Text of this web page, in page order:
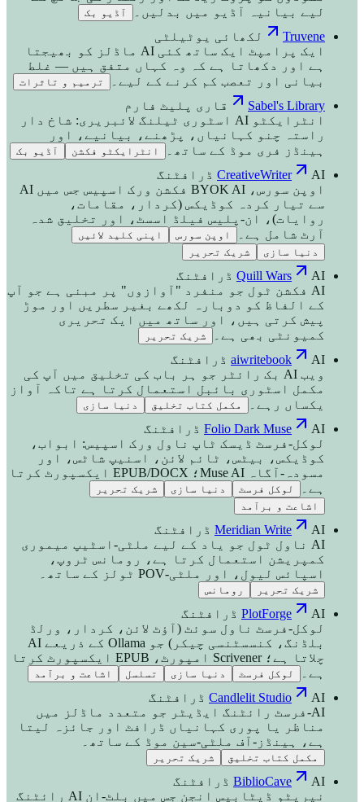
لیے بیانیہ آڈیو میں بدلیں۔
آڈیو بک
Truvene
لکھائی یوٹیلٹی
ایک پرامپٹ ایک ساتھ کئی AI ماڈلز کو بھیجتا
ہے اور دکھاتا ہے کہ وہ کہاں متفق ہیں — غلط
بیانی اور تعصب کم کرنے کے لیے۔
ترمیم و تاثرات
Sabel's Library
قاری پلیٹ فارم
انٹرایکٹو AI اسٹوری ٹیلنگ لائبریری: شاخ دار
راستہ چنو کہانیاں، پڑھنے، بیانیے، اور
ہینڈز فری موڈ کے ساتھ۔
انٹرایکٹو فکشن آڈیو بک
CreativeWriter
AI ڈرافٹنگ
اوپن سورس، BYOK AI فکشن ورک اسپیس جس میں AI
سے تیار کردہ کوڈیکس (کردار، مقامات،
روایات)، ان-پلیس فیلڈ اسسٹ، اور تخلیق شدہ
آرٹ شامل ہے۔
اوپن سورس
اپنی کلید لائیں
دنیا سازی
شریک تحریر
Quill Wars
AI ڈرافٹنگ
AI فکشن ٹول جو منفرد "آوازوں" پر مبنی ہے جو آپ
کے الفاظ کو دوبارہ لکھے بغیر سطریں اور موڑ
پیش کرتی ہیں، اور ساتھ میں ایک تحریری
کمیونٹی بھی ہے۔
شریک تحریر
aiwritebook
AI ڈرافٹنگ
ویب AI بک رائٹر جو ہر باب کی تخلیق میں آپ کی
مکمل اسٹوری بائبل استعمال کرتا ہے تاکہ آواز
یکساں رہے۔
مکمل کتاب تخلیق دنیا سازی
Folio Dark Muse
AI ڈرافٹنگ
لوکل-فرسٹ ڈیسک ٹاپ ناول ورک اسپیس: ابواب،
کوڈیکس، بیٹس، ٹائم لائن، اسنیپ شاٹس، اور
مسودہ-آگاہ Muse AI؛ EPUB/DOCX ایکسپورٹ کرتا
ہے۔
لوکل فرسٹ دنیا سازی
شریک تحریر
اشاعت و برآمد
Meridian Write
AI ڈرافٹنگ
AI ناول ٹول جو یاد کے لیے ملٹی-اسٹیپ میموری
کمپریشن استعمال کرتا ہے، رومانس ٹروپ،
اسپائس لیول، اور ملٹی-POV ٹولز کے ساتھ۔
شریک تحریر رومانس
PlotForge
AI ڈرافٹنگ
لوکل-فرسٹ ناول سوئٹ (آؤٹ لائن، کردار، ورلڈ
بلڈنگ، کنسسٹنسی چیکر) جو Ollama کے ذریعے AI
چلاتا ہے؛ Scrivener امپورٹ، EPUB ایکسپورٹ کرتا
ہے۔
لوکل فرسٹ دنیا سازی تسلسل اشاعت و برآمد
Candlelit Studio
AI ڈرافٹنگ
AI-فرسٹ رائٹنگ ایڈیٹر جو متعدد ماڈلز میں
مناظر یا پوری کہانیاں ڈرافٹ اور جائزہ لیتا
ہے، ہینڈز-آف ملٹی-سین موڈ کے ساتھ۔
مکمل کتاب تخلیق شریک تحریر
BiblioCave
AI ڈرافٹنگ
نیریٹو ڈیٹابیس انجن جس میں بلٹ-ان AI رائٹنگ